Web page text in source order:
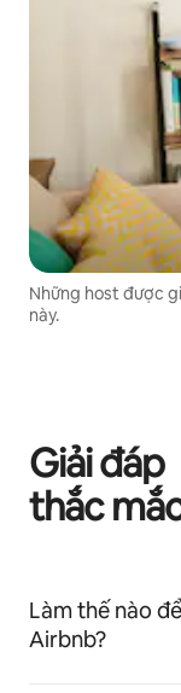
Những host được
này.
Giải đáp
thắc
Làm thế nào
Airbnb?